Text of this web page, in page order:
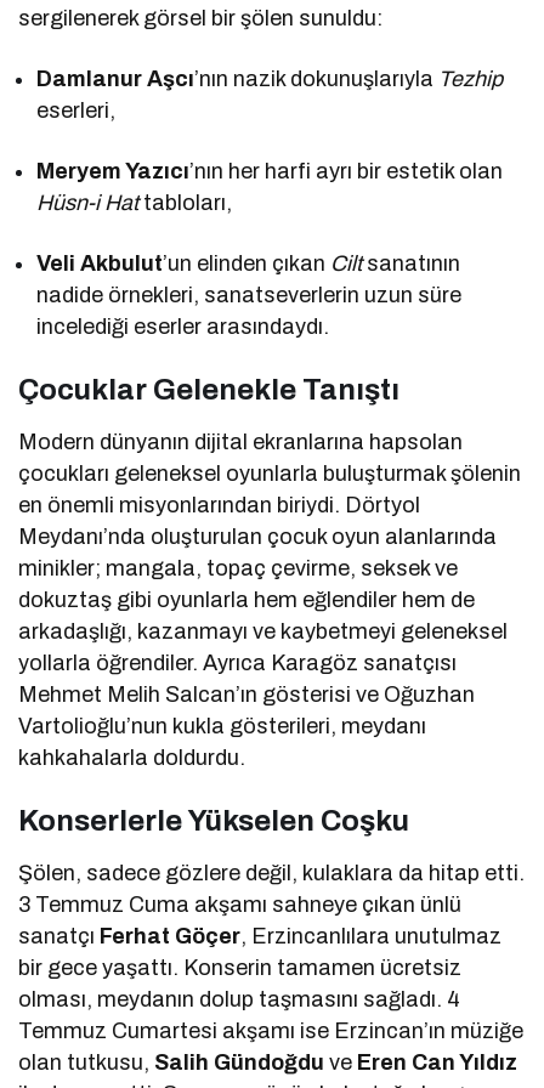
sergilenerek görsel bir şölen sunuldu:
Damlanur Aşcı’nın nazik dokunuşlarıyla Tezhip
eserleri,
Meryem Yazıcı’nın her harfi ayrı bir estetik olan
Hüsn-i Hattabloları,
Veli Akbulut’un elinden çıkan Ciltsanatının
nadide örnekleri, sanatseverlerin uzun süre
incelediği eserler arasındaydı.
Çocuklar Gelenekle Tanıştı
Modern dünyanın dijital ekranlarına hapsolan
çocukları geleneksel oyunlarla buluşturmak şölenin
en önemli misyonlarından biriydi. Dörtyol
Meydanı’nda oluşturulan çocuk oyun alanlarında
minikler; mangala, topaç çevirme, seksek ve
dokuztaş gibi oyunlarla hem eğlendiler hem de
arkadaşlığı, kazanmayı ve kaybetmeyi geleneksel
yollarla öğrendiler. Ayrıca Karagöz sanatçısı
Mehmet Melih Salcan’ın gösterisi ve Oğuzhan
Vartolioğlu’nun kukla gösterileri, meydanı
kahkahalarla doldurdu.
Konserlerle Yükselen Coşku
Şölen, sadece gözlere değil, kulaklara da hitap etti.
3 Temmuz Cuma akşamı sahneye çıkan ünlü
sanatçı Ferhat Göçer, Erzincanlılara unutulmaz
bir gece yaşattı. Konserin tamamen ücretsiz
olması, meydanın dolup taşmasını sağladı. 4
Temmuz Cumartesi akşamı ise Erzincan’ın müziğe
olan tutkusu, Salih Gündoğdu ve Eren Can Yıldız